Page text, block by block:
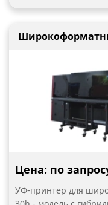
имеет рабочую
расшириться без
строить планы
Цена: по
УФ-принтер для